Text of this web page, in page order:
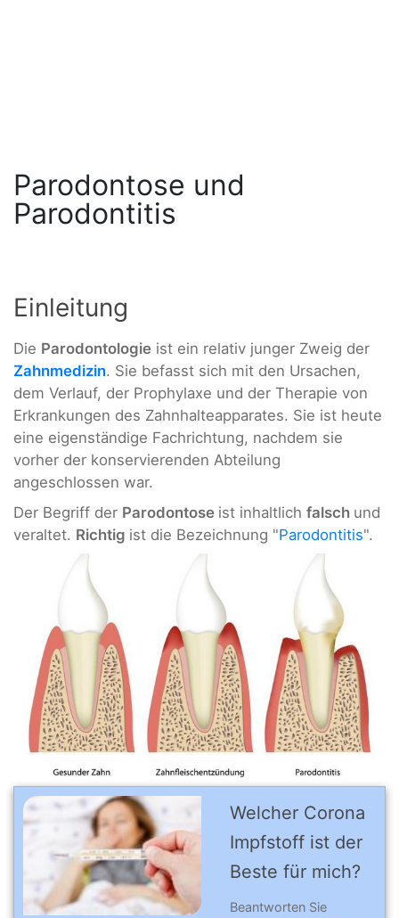
Parodontose und
Parodontitis
Einleitung
Die Parodontologie ist ein relativ junger Zweig der
Zahnmedizin. Sie befasst sich mit den Ursachen,
dem Verlauf, der Prophylaxe und der Therapie von
Erkrankungen des Zahnhalteapparates. Sie ist heute
eine eigenständige Fachrichtung, nachdem sie
vorher der konservierenden Abteilung
angeschlossen war.
Der Begriff der Parodontose ist inhaltlich falsch und
veraltet. Richtig ist die Bezeichnung "Parodontitis".
Welcher Corona
Impfstoff ist der
Beste für mich?
Beantworten Sie